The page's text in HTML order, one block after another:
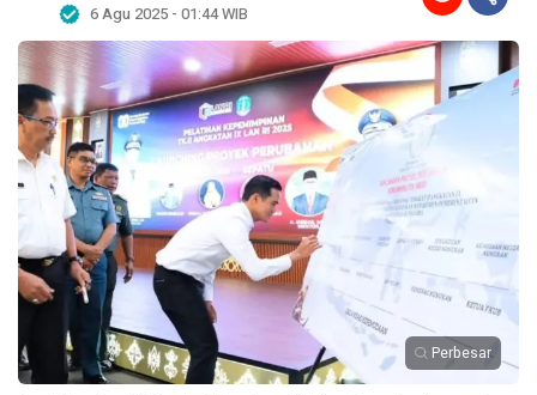
6 Agu 2025 - 01:44 WIB
Perbesar